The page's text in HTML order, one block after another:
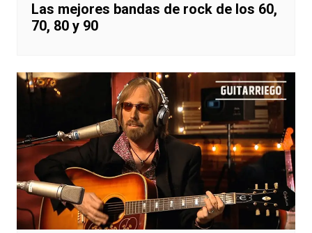
Las mejores bandas de rock de los 60,
70, 80 y 90